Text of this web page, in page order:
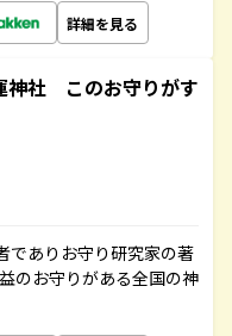
詳細を見る
社 このお守りがす
でありお守り研究家の著
のお守りがある全国の神